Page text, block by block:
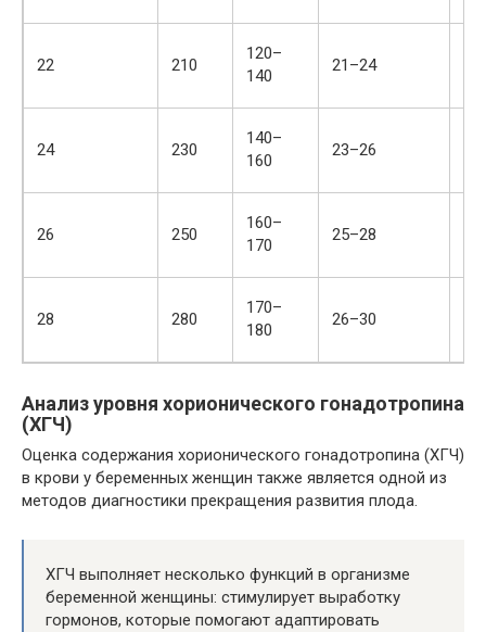
22 210
120–
140
21–24
24 230
140–
160
23–26
26 250
160–
170
25–28
28 280
170–
180
26–30
Анализ уровня хорионического гонадотропина
(ХГЧ)
Оценка содержания хорионического гонадотропина (ХГЧ)
в крови у беременных женщин также является одной из
методов диагностики прекращения развития плода.
ХГЧ выполняет несколько функций в организме
беременной женщины: стимулирует выработку
гормонов, которые помогают адаптировать